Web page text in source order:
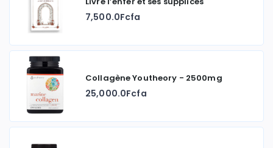
7,500.0Fcfa
Collagène Youtheory - 2500mg
25,000.0Fcfa